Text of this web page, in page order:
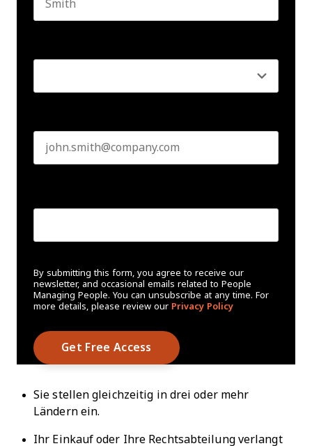
By submitting this form, you agree to receive our
newsletter, and occasional emails related to People
Managing People. You can unsubscribe at any time. For
more details, please review our Privacy Policy
Sie stellen gleichzeitig in drei oder mehr
Ländern ein.
Ihr Einkauf oder Ihre Rechtsabteilung verlangt